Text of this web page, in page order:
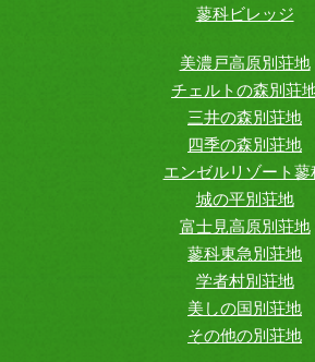
蓼科ビレッジ
美濃戸高原別荘地
チェルトの森別荘
三井の森別荘地
四季の森別荘地
エンゼルリゾート蓼
城の平別荘地
富士見高原別荘地
蓼科東急別荘地
学者村別荘地
美しの国別荘地
その他の別荘地